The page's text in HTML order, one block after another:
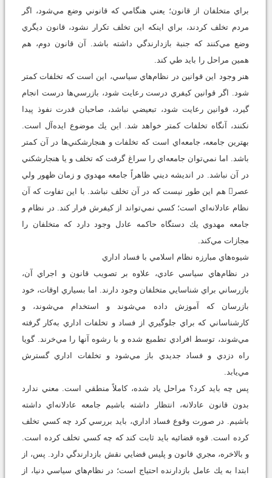
براي متخلفان از قانون؛ يعني هنگامي كه قانوني وضع مي‌شود، اگر
مردم تخلف كردند، براي اينكه اين تخلف تكرار نشود، قانون ديگري
وضع مي‌كنند كه جنبة بازدارندگي داشته باشد. آن قانون دوم، هم
همين مراحل را بايد طي كند.
هنر وجود اين قوانين در نظام‌هاي سياسي، اين است كه تخلفات كمتر
شود. اگر قوانين كيفري درست رعايت شود، بازرسي‌ها درست انجام
گيرد، قوانين رعايت شود، تبعيضي نباشد، صاحبان قدرت نفوذ پيدا
نكنند، آنگاه تخلفات كمتر خواهد شد. اين يك موضوع ايده‌آل است.
بهترين جامعه‌، جامعه‌اي است كه تخلفات و هنجارشكني‌ها در آن كمتر
باشد. اما نمي‌توان جامعه‌اي را سراغ گرفت كه تخلف و يا هنجارشكني
در آن نباشد. در انديشه ديني ظاهراً جامعه مهدوي و زمان ظهور ولي
عصر هم اين طور نيست كه در آن تخلف نباشد. با اين تفاوت كه آن
نظام عادلانه‌اي است؛ كسي نمي‌تواند از كيفرش فرار كند. در نظام و
جامعه مهدوي يك دستگاه حاكمه عادل وجود دارد كه متخلفان را
مجازات مي‌كند.
شيوه‌هاي مبارزه نظام اسلامي با فساد اداري
در نظام‌هاي سياسي عادي، علاوه بر تصويب قانون و اجراي آن،
بازرساني براي شناسايي متخلفان وجود دارند. اما بسياري اوقات، خود
بازرسان كه آموزش داده مي‌شوند و استخدام مي‌شوند، و
كارشناساني كه براي جلوگيري از فساد و تخلفات اداري به‌كار گرفته
مي‌شوند، توسط افرادي تطميع شده و با رشوه آنها را مي‌خرند. گويا
راه دزدي و فساد جديدي باز مي‌شود و تخلفات اداري گسترش
مي‌يابد.
پس چه بايد كرد؟ مراحل ياد شده، كاملاً منطقي است. معني ندارد
بدون قانون عادلانه، انتظار داشته باشيم جامعه عادلانه‌اي داشته
باشيم. در صورت وقوع فساد اداري، بايد بررسي كرد چه كسي تخلف
كرده است. قوه قضائيه بايد ثابت كند كه چه كسي تخلف كرده است.
و بالاخره، مجري قانون و پليس قضايي نقش بازدارندگي دارد. پس، از
ابتدا به يك عامل بازدارنده احتياج است؛ در نظام‌هاي سياسي دنيا، از